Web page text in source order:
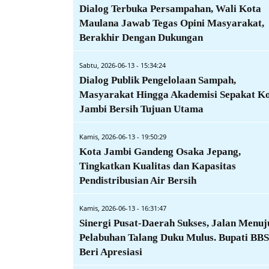
Dialog Terbuka Persampahan, Wali Kota
Maulana Jawab Tegas Opini Masyarakat,
Berakhir Dengan Dukungan
Sabtu, 2026-06-13 - 15:34:24
Dialog Publik Pengelolaan Sampah,
Masyarakat Hingga Akademisi Sepakat
Jambi Bersih Tujuan Utama
Kamis, 2026-06-13 - 19:50:29
Kota Jambi Gandeng Osaka Jepang,
Tingkatkan Kualitas dan Kapasitas
Pendistribusian Air Bersih
Kamis, 2026-06-13 - 16:31:47
Sinergi Pusat-Daerah Sukses, Jalan
Pelabuhan Talang Duku Mulus. Bupati BBS
Beri Apresiasi